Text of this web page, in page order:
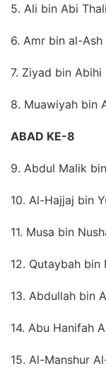
5. Ali bin Abi
6. Amr bin al-
7. Ziyad bin
8. Muawiyah bin
ABAD KE-8
9. Abdul Malik
10. Al-Hajjaj bin
11. Musa bin
12. Qutaybah bin
13. Abdullah bin
14. Abu Hanifah
15. Al-Manshur